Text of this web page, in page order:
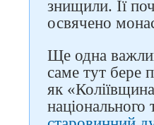
знищили. Її
освячено
Ще одна
саме тут бере
як
національного